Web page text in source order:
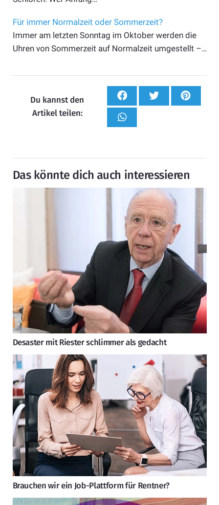
Für immer Normalzeit oder Sommerzeit?
Immer am letzten Sonntag im Oktober werden die
Uhren von Sommerzeit auf Normalzeit umgestellt –…
Du kannst den
Artikel teilen:
Das könnte dich auch interessieren
Desaster mit Riester schlimmer als gedacht
Brauchen wir ein Job-Plattform für Rentner?